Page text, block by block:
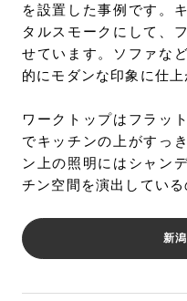
を設置した事例です。
タルスモークにして、
せています。ソファな
的にモダンな印象に仕
ワークトップはフラッ
でキッチンの上がすっ
ン上の照明にはシャン
チン空間を演出している
新